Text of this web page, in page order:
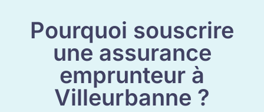
Pourquoi souscrire
une assurance
emprunteur à
Villeurbanne ?